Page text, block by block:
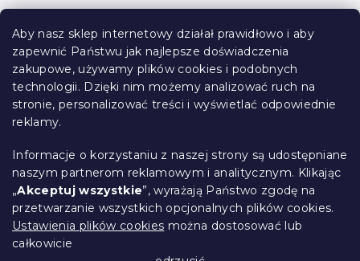
Aby nasz sklep internetowy działał prawidłowo i aby
zapewnić Państwu jak najlepsze doświadczenia
zakupowe, używamy plików cookies i podobnych
technologii. Dzięki nim możemy analizować ruch na
stronie, personalizować treści i wyświetlać odpowiednie
reklamy.
Informacje o korzystaniu z naszej strony są udostępniane
naszym partnerom reklamowym i analitycznym. Klikając
„Akceptuj wszystkie”, wyrażają Państwo zgodę na
przetwarzanie wszystkich opcjonalnych plików cookies.
Ustawienia plików cookies można dostosować lub
całkowicie
Pościel z bawełny Renforcé ORANGE
KUBE kolorowa
W magazynie (>10 szt)
78 zł Szczegóły